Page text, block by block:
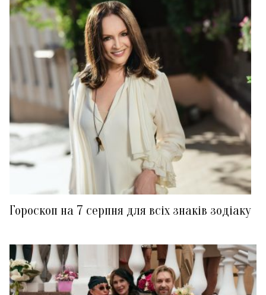
Гороскоп на 7 серпня для всіх знаків зодіаку